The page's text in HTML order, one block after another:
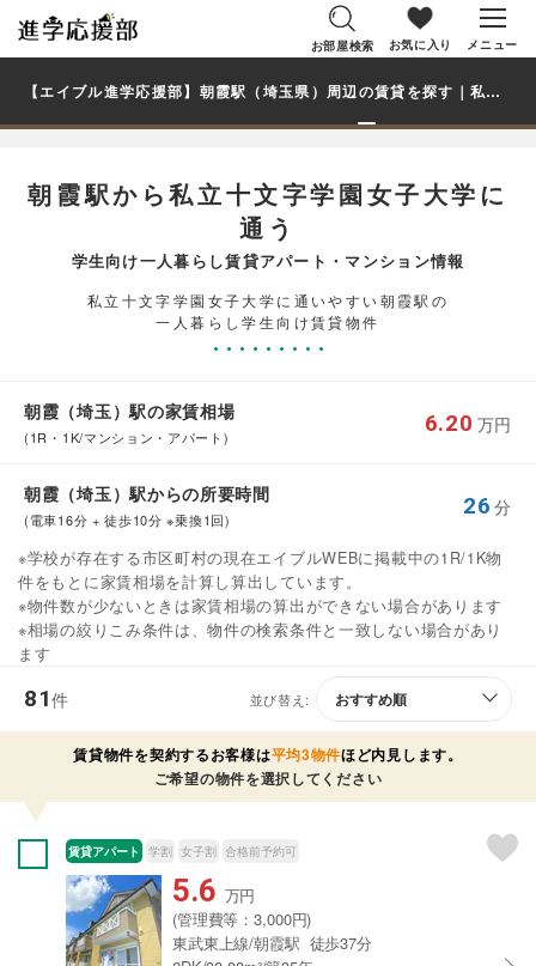
お部屋検索 お気に入り メニュー
【エイブル進学応援部】朝霞駅（埼玉県）周辺の賃貸を探す｜私立十文字学園女子大学学生・大学生の一人暮らし向け賃貸マンション・アパート
朝霞駅から私立十文字学園女子大学に
通う
学生向け一人暮らし賃貸アパート・マンション情報
私立十文字学園女子大学に通いやすい朝霞駅の
一人暮らし学生向け賃貸物件
朝霞（埼玉）駅の家賃相場
(1R・1K/マンション・アパート)
6.20 万円
朝霞（埼玉）駅からの所要時間
(電車16分 + 徒歩10分 ※乗換1回)
26 分
※学校が存在する市区町村の現在エイブルWEBに掲載中の1R/1K物
件をもとに家賃相場を計算し算出しています。
※物件数が少ないときは家賃相場の算出ができない場合があります
※相場の絞りこみ条件は、物件の検索条件と一致しない場合があり
ます
81件 並び替え:
賃貸物件を契約するお客様は平均3物件ほど内見します。
ご希望の物件を選択してください
賃貸アパート 学割 女子割 合格前予約可
5.6 万円
(管理費等：3,000円)
東武東上線/朝霞駅 徒歩37分